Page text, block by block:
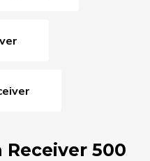
500